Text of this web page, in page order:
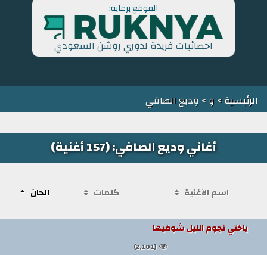
الموقع برعاية:
احصائيات فريدة لدوري روشن السعودي
الرئيسية> و> وديع الصافي
أغاني وديع الصافي: (157 أغنية)
اسم الأغنية كلمات الحان
ياختي نجوم الليل شوفيها
(2,101)